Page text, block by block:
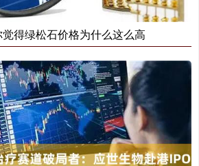
得绿松石价格为什么这么高